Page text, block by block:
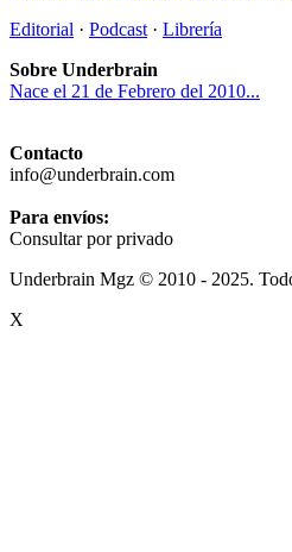
Editorial · Podcast · Librería
Sobre Underbrain
Nace el 21 de Febrero del 2010...
Contacto
info@underbrain.com
Para envíos:
Consultar por privado
Underbrain Mgz © 2010 - 2025.
X